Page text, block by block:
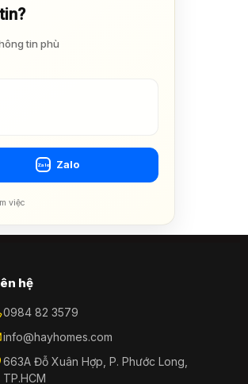
tin phù
Zalo Zalo
việc
hệ
0984 82 3579
info@hayhomes.com
663A Đỗ Xuân Hợp, P. Phước Long,
TP.HCM